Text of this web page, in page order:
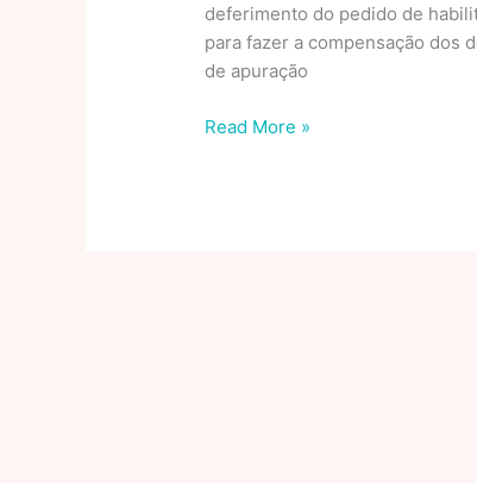
deferimento do pedido de
para fazer a compensação dos
de apuração
DCTFWeb:
Read More »